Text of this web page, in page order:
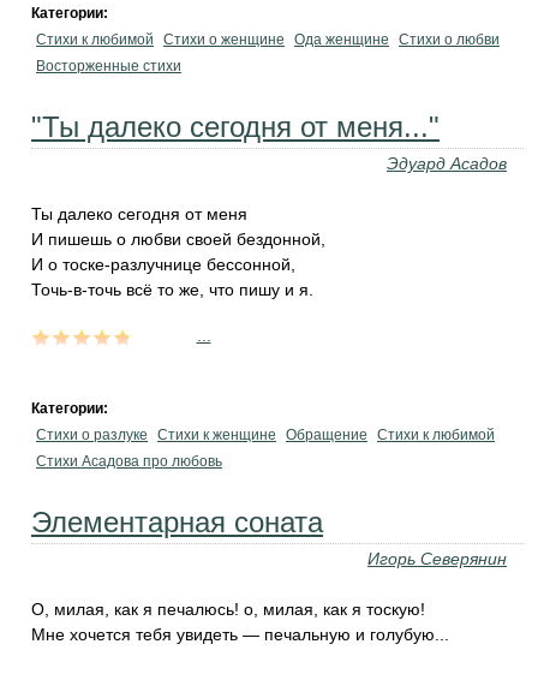
Категории:
Стихи к любимой
Стихи о женщине Ода женщине
Стихи о любви
Восторженные стихи
"Ты далеко сегодня от меня..."
Эдуард Асадов
Ты далеко сегодня от меня
И пишешь о любви своей бездонной,
И о тоске-разлучнице бессонной,
Точь-в-точь всё то же, что пишу и я.
Категории:
Стихи о разлуке
Стихи к женщине Обращение
Стихи к любимой
Стихи Асадова про любовь
Элементарная соната
Игорь Северянин
О, милая, как я печалюсь! о, милая, как я тоскую!
Мне хочется тебя увидеть — печальную и голубую...